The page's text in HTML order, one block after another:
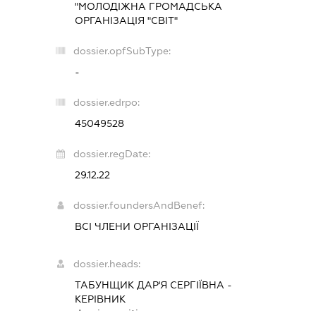
"МОЛОДІЖНА ГРОМАДСЬКА
ОРГАНІЗАЦІЯ "СВІТ"
dossier.opfSubType:
-
dossier.edrpo:
45049528
dossier.regDate:
29.12.22
dossier.foundersAndBenef:
ВСІ ЧЛЕНИ ОРГАНІЗАЦІЇ
dossier.heads:
ТАБУНЩИК ДАР'Я СЕРГІЇВНА -
КЕРІВНИК